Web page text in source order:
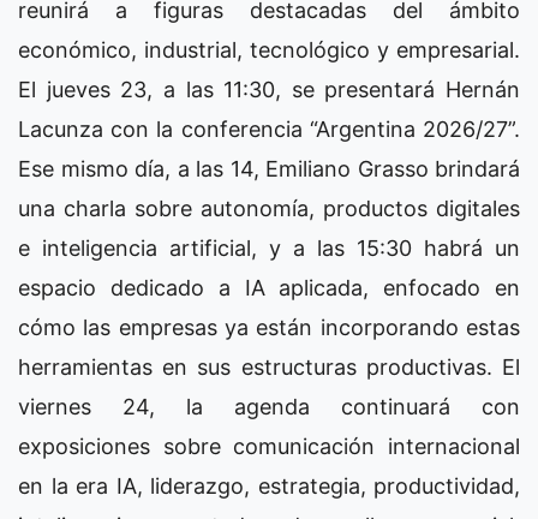
reunirá a figuras destacadas del ámbito
económico, industrial, tecnológico y empresarial.
El jueves 23, a las 11:30, se presentará Hernán
Lacunza con la conferencia “Argentina 2026/27”.
Ese mismo día, a las 14, Emiliano Grasso brindará
una charla sobre autonomía, productos digitales
e inteligencia artificial, y a las 15:30 habrá un
espacio dedicado a IA aplicada, enfocado en
cómo las empresas ya están incorporando estas
herramientas en sus estructuras productivas. El
viernes 24, la agenda continuará con
exposiciones sobre comunicación internacional
en la era IA, liderazgo, estrategia, productividad,